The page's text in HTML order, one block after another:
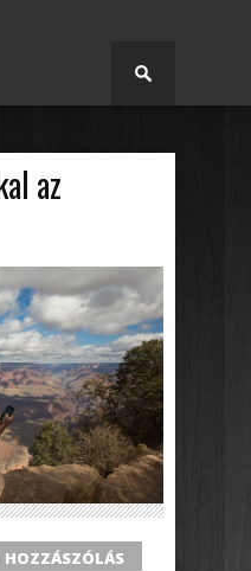
az
HOZZÁSZÓLÁS